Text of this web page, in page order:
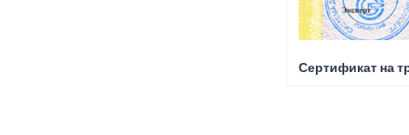
Сертификат на